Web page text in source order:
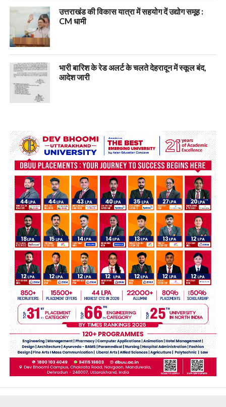
उत्तराखंड की विकास यात्रा में सहयोग दें उद्योग समूह :
CM धामी
भारी बारिश के रेड अलर्ट के चलते देहरादून में स्कूल बंद,
आदेश जारी